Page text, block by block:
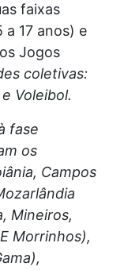
faixas
a 17 anos) e
Jogos
coletivas:
Voleibol.
fase
os
Campos
Mineiros,
Morrinhos),